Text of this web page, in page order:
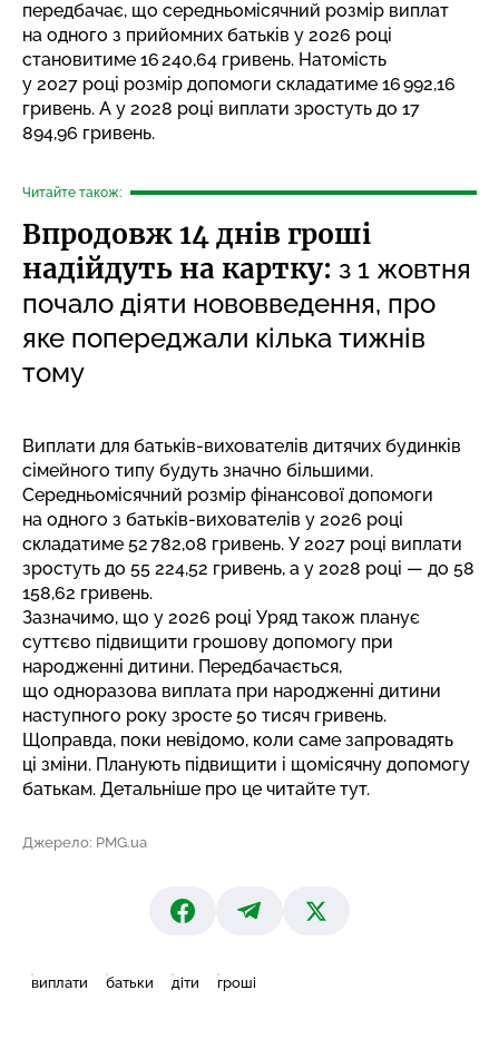
передбачає, що середньомісячний розмір виплат
на одного з прийомних батьків у 2026 році
становитиме 16 240,64 гривень. Натомість
у 2027 році розмір допомоги складатиме 16 992,16
гривень. А у 2028 році виплати зростуть до 17
894,96 гривень.
Читайте також:
Впродовж 14 днів гроші
надійдуть на картку: з 1 жовтня
почало діяти нововведення, про
яке попереджали кілька тижнів
тому
Виплати для батьків-вихователів дитячих будинків
сімейного типу будуть значно більшими.
Середньомісячний розмір фінансової допомоги
на одного з батьків-вихователів у 2026 році
складатиме 52 782,08 гривень. У 2027 році виплати
зростуть до 55 224,52 гривень, а у 2028 році — до 58
158,62 гривень.
Зазначимо, що у 2026 році Уряд також планує
суттєво підвищити грошову допомогу при
народженні дитини. Передбачається,
що одноразова виплата при народженні дитини
наступного року зросте 50 тисяч гривень.
Щоправда, поки невідомо, коли саме запровадять
ці зміни. Планують підвищити і щомісячну допомогу
батькам. Детальніше про це читайте тут.
Джерело: PMG.ua
виплати батьки діти гроші